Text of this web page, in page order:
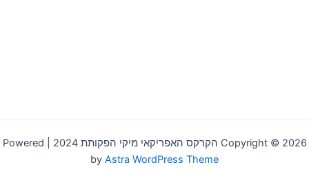
Copyright © 2026 הקרקס האפריקאי מיקי הפקותת 2024 | Powered
by Astra WordPress Theme